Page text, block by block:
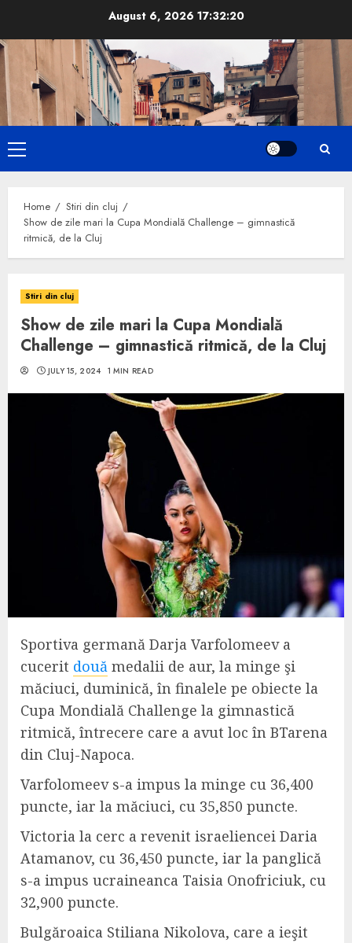
content
August 6, 202617:32:21
Primary
Menu
Home
Stiri din cluj
Show de zile mari la Cupa Mondială Challenge – gimnastică
ritmică, de la Cluj
Stiri din cluj
Show de zile mari la Cupa Mondială
Challenge – gimnastică ritmică, de la Cluj
JULY 15, 2024 1 MIN READ
Sportiva germană Darja Varfolomeev a
cucerit două medalii de aur, la minge şi
măciuci, duminică, în finalele pe obiecte la
Cupa Mondială Challenge la gimnastică
ritmică, întrecere care a avut loc în BTarena
din Cluj-Napoca.
Varfolomeev s-a impus la minge cu 36,400
puncte, iar la măciuci, cu 35,850 puncte.
Victoria la cerc a revenit israeliencei Daria
Atamanov, cu 36,450 puncte, iar la panglică
s-a impus ucraineanca Taisia Onofriciuk, cu
32,900 puncte.
Bulgăroaica Stiliana Nikolova, care a ieşit